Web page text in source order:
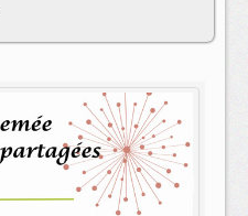
Thomas
emission: